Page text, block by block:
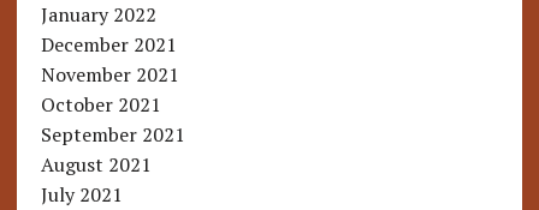
January 2022
December 2021
November 2021
October 2021
September 2021
August 2021
July 2021